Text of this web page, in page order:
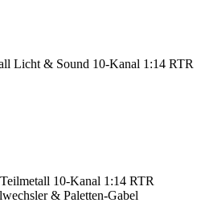
Licht & Sound 10-Kanal 1:14 RTR
10-Kanal 1:14 RTR
& Paletten-Gabel